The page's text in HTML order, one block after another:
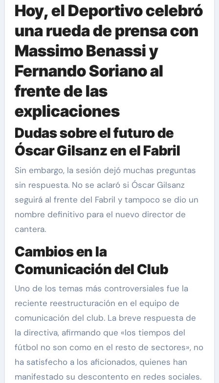
Hoy, el Deportivo celebró
una rueda de prensa con
Massimo Benassi y
Fernando Soriano al
frente de las
explicaciones
Dudas sobre el futuro de
Óscar Gilsanz en el Fabril
Sin embargo, la sesión dejó muchas preguntas
sin respuesta. No se aclaró si Óscar Gilsanz
seguirá al frente del Fabril y tampoco se dio un
nombre definitivo para el nuevo director de
cantera.
Cambios en la
Comunicación del Club
Uno de los temas más controversiales fue la
reciente reestructuración en el equipo de
comunicación del club. La breve respuesta de
la directiva, afirmando que «los tiempos del
fútbol no son como en el resto de sectores», no
ha satisfecho a los aficionados, quienes han
manifestado su descontento en redes sociales.